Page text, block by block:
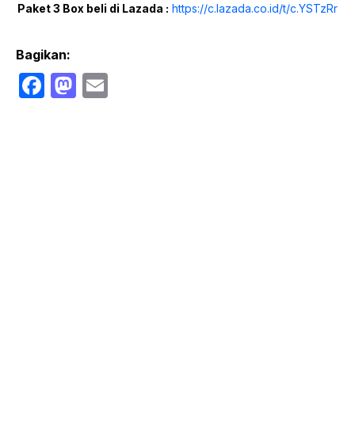
Paket 3 Box beli di Lazada : https://c.lazada.co.id/t/c.YSTzRr
Bagikan:
F
M